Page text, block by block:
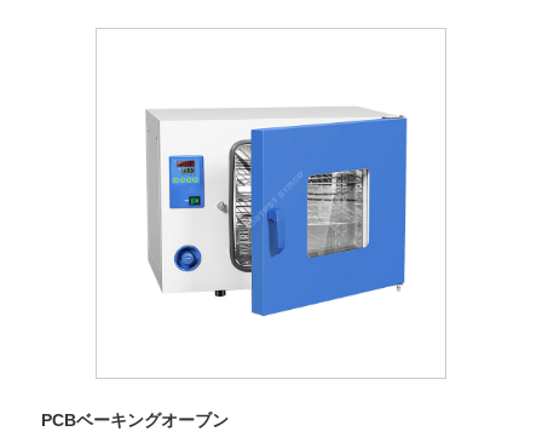
PCBベーキングオーブン